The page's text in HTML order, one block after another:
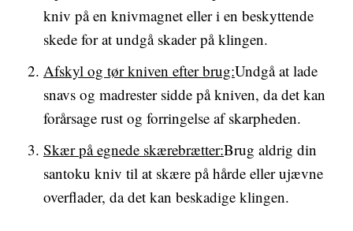
kniv på en knivmagnet eller i en beskyttende
skede for at undgå skader på klingen.
Afskyl og tør kniven efter brug:Undgå at lade
snavs og madrester sidde på kniven, da det kan
forårsage rust og forringelse af skarpheden.
Skær på egnede skærebrætter:Brug aldrig din
santoku kniv til at skære på hårde eller ujævne
overflader, da det kan beskadige klingen.